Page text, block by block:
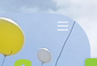
Menu